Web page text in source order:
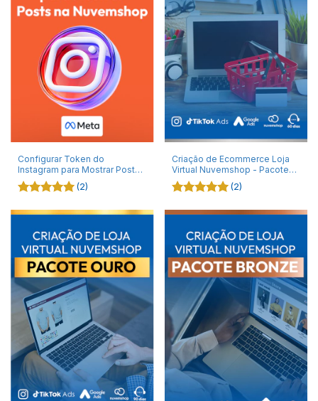
Configurar Token do
Instagram para Mostrar Posts
na Nuvemshop
(2)
Criação de Ecommerce Loja
Virtual Nuvemshop - Pacote
Prata
(2)